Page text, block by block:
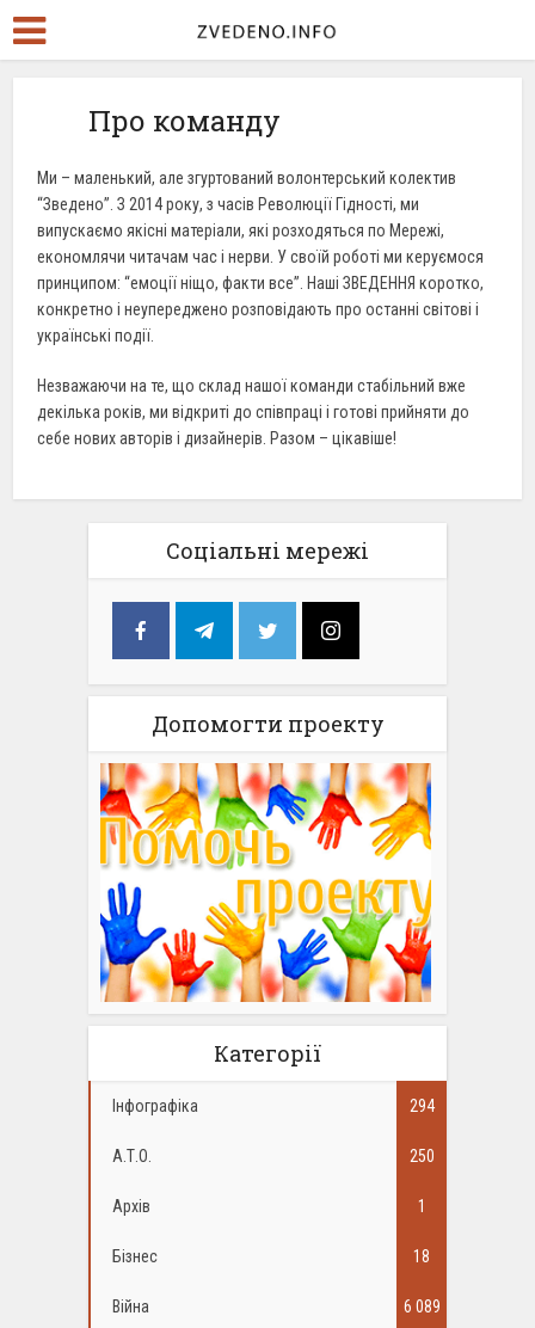
Про команду
Ми – маленький, але згуртований волонтерський колектив
“Зведено”. З 2014 року, з часів Революції Гідності, ми
випускаємо якісні матеріали, які розходяться по Мережі,
економлячи читачам час і нерви. У своїй роботі ми керуємося
принципом: “емоції ніщо, факти все”. Наші ЗВЕДЕННЯ коротко,
конкретно і неупереджено розповідають про останні світові і
українські події.
Незважаючи на те, що склад нашої команди стабільний вже
декілька років, ми відкриті до співпраці і готові прийняти до
себе нових авторів і дизайнерів. Разом – цікавіше!
Соціальні мережі
Допомогти проекту
Категорії
Інфографіка 294
А.Т.О. 250
Архів 1
Бізнес 18
Війна 6 089